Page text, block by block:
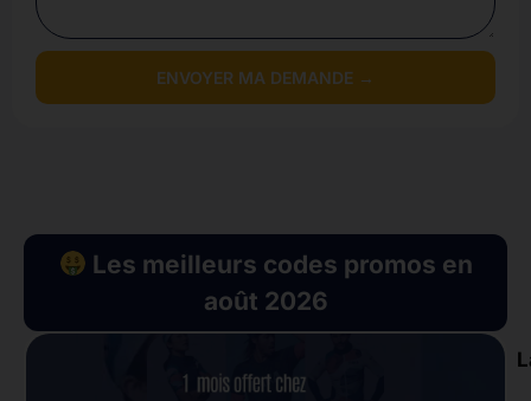
ENVOYER MA DEMANDE →
Les meilleurs codes promos en
août 2026